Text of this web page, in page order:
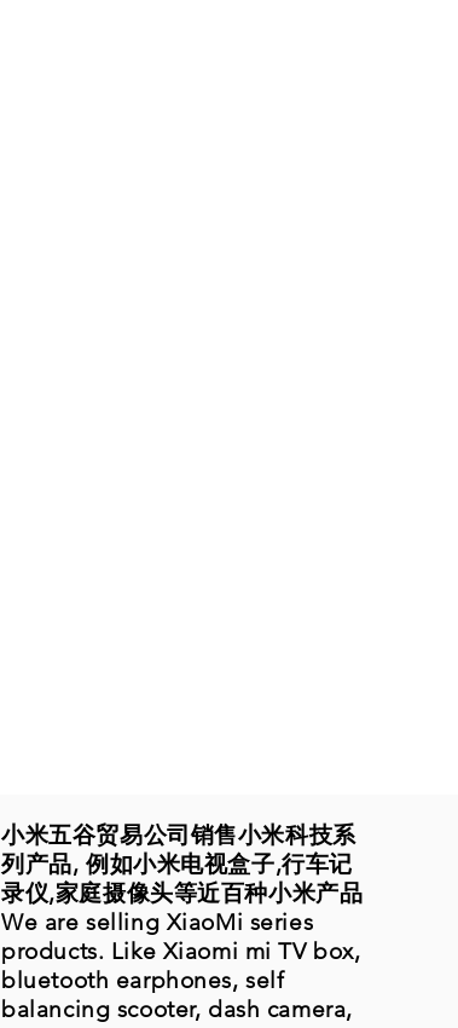
小米五谷贸易公司销售小米科技系
列产品, 例如小米电视盒子,行车记
录仪,家庭摄像头等近百种小米产品
We are selling XiaoMi series
products. Like Xiaomi mi TV box,
bluetooth earphones, self
balancing scooter, dash camera,